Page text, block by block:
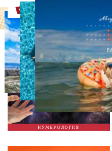
Оферти
НУМЕРОЛОГИЯ